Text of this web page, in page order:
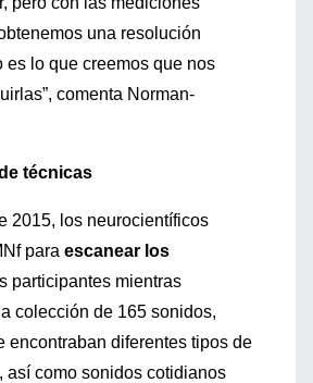
una resolución
es lo que creemos que nos
comenta Norman-
técnicas
2015, los neurocientíficos
para escanear los
participantes mientras
colección de 165 sonidos,
encontraban diferentes tipos de
así como sonidos cotidianos